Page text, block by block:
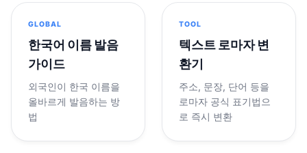
GLOBAL
한국어 이름 발음
가이드
외국인이 한국 이름을
올바르게 발음하는 방
법
TOOL
텍스트 로마자 변
환기
주소, 문장, 단어 등을
로마자 공식 표기법으
로 즉시 변환